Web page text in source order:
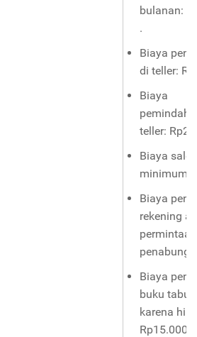
bulanan:
.
Biaya
di teller:
Biaya
teller:
Biaya
minimum:
Biaya
rekening
permintaan
penabung:
Biaya
buku
karena
Rp15.000,-.